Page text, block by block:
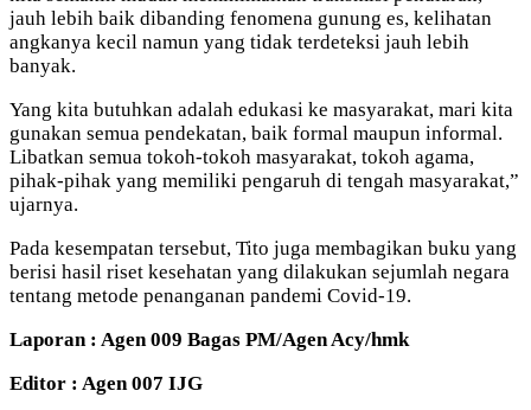
jauh lebih baik dibanding fenomena gunung es, kelihatan
angkanya kecil namun yang tidak terdeteksi jauh lebih
banyak.
Yang kita butuhkan adalah edukasi ke masyarakat, mari kita
gunakan semua pendekatan, baik formal maupun informal.
Libatkan semua tokoh-tokoh masyarakat, tokoh agama,
pihak-pihak yang memiliki pengaruh di tengah masyarakat,”
ujarnya.
Pada kesempatan tersebut, Tito juga membagikan buku yang
berisi hasil riset kesehatan yang dilakukan sejumlah negara
tentang metode penanganan pandemi Covid-19.
Laporan : Agen 009 Bagas PM/Agen Acy/hmk
Editor : Agen 007 IJG